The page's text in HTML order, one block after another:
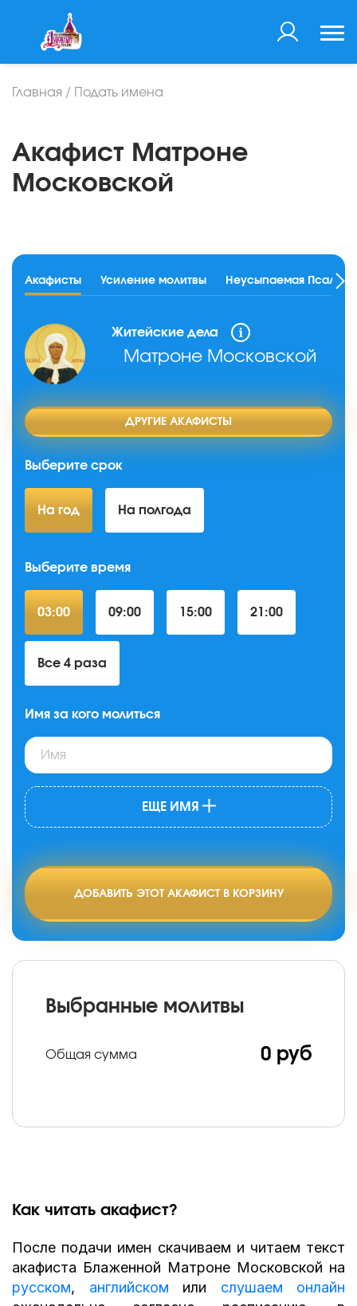
Главная / Подать имена
Акафист Матроне
Московской
Акафисты Усиление молитвы Неусыпаемая
Житейские дела
Матроне Московской
ДРУГИЕ АКАФИСТЫ
Выберите срок
На год На полгода
Выберите время
03:00 09:00 15:00 21:00
Все 4 раза
Имя за кого молиться
ЕЩЕ ИМЯ
ДОБАВИТЬ ЭТОТ АКАФИСТ В КОРЗИНУ
Выбранные молитвы
Общая сумма 0 руб
Как читать акафист?
После подачи имен скачиваем и читаем текст
акафиста Блаженной Матроне Московской на
русском, английском или слушаем онлайн